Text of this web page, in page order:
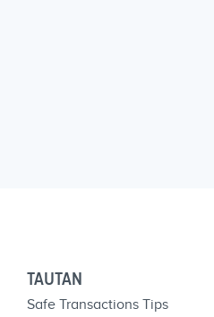
TAUTAN
Safe Transactions Tips